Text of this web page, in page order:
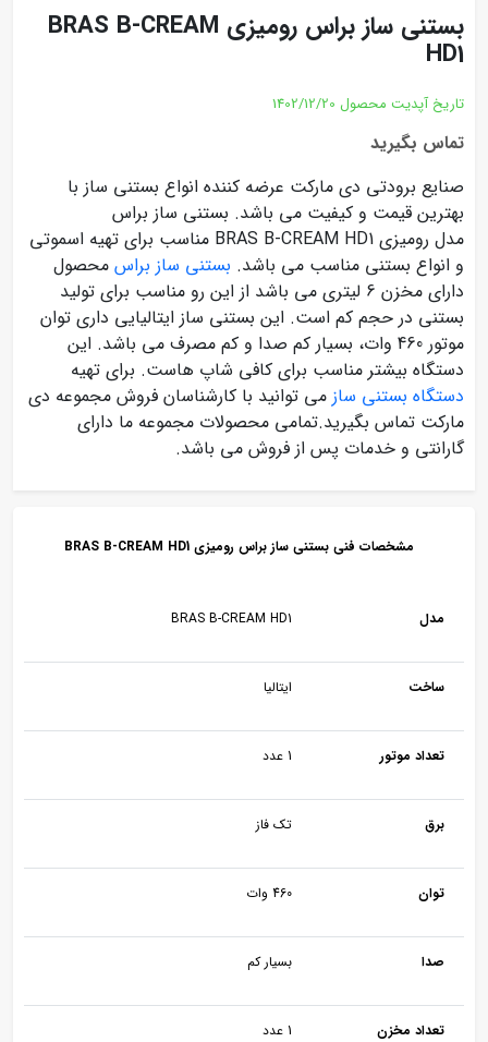
بستنی ساز براس رومیزی BRAS B-CREAM
HD1
تاریخ آپدیت محصول 1402/12/20
تماس بگیرید
صنایع برودتی دی مارکت عرضه کننده انواع بستنی ساز با
بهترین قیمت و کیفیت می باشد. بستنی ساز براس
مدل رومیزی BRAS B-CREAM HD1 مناسب برای تهیه اسموتی
و انواع بستنی مناسب می باشد. بستنی ساز براس محصول
دارای مخزن 6 لیتری می باشد از این رو مناسب برای تولید
بستنی در حجم کم است. این بستنی ساز ایتالیایی داری توان
موتور 460 وات، بسیار کم صدا و کم مصرف می باشد. این
دستگاه بیشتر مناسب برای کافی شاپ هاست. برای تهیه
دستگاه بستنی ساز می توانید با کارشناسان فروش مجموعه دی
مارکت تماس بگیرید.تمامی محصولات مجموعه ما دارای
گارانتی و خدمات پس از فروش می باشد.
مشخصات فنی بستنی ساز براس رومیزی BRAS B-CREAM HD1
مدل BRAS B-CREAM HD1
ساخت ایتالیا
تعداد موتور 1 عدد
برق تک فاز
توان 460 وات
صدا بسیار کم
تعداد مخزن 1 عدد